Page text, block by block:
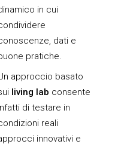
in cui
dati e
pratiche.
approccio basato
living lab consente
di testare in
reali
innovativi e